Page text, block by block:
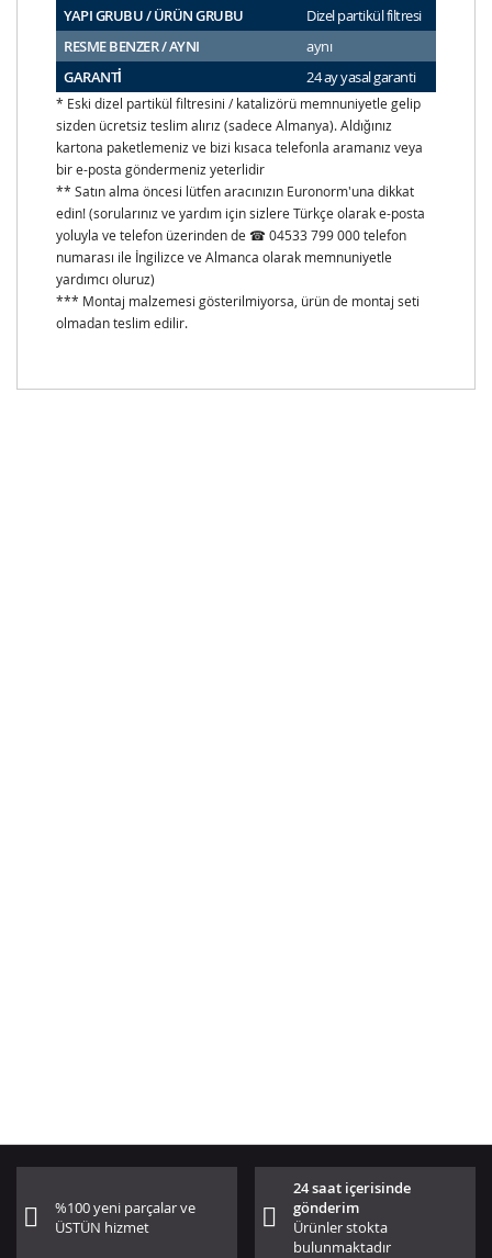
YAPI GRUBU / ÜRÜN GRUBU
Dizel partikül filtresi
RESME BENZER / AYNI
aynı
GARANTİ
24 ay yasal garanti
* Eski dizel partikül filtresini / katalizörü memnuniyetle gelip
sizden ücretsiz teslim alırız (sadece Almanya). Aldığınız
kartona paketlemeniz ve bizi kısaca telefonla aramanız veya
bir e-posta göndermeniz yeterlidir
** Satın alma öncesi lütfen aracınızın Euronorm'una dikkat
edin! (sorularınız ve yardım için sizlere Türkçe olarak e-posta
yoluyla ve telefon üzerinden de ☎ 04533 799 000 telefon
numarası ile İngilizce ve Almanca olarak memnuniyetle
yardımcı oluruz)
*** Montaj malzemesi gösterilmiyorsa, ürün de montaj seti
olmadan teslim edilir.
%100 yeni parçalar ve
ÜSTÜN hizmet
24 saat içerisinde
gönderim
Ürünler stokta
bulunmaktadır